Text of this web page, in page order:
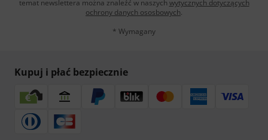
temat newslettera można znaleźć w naszych wytycznych dotyczących
ochrony danych ososbowych.
* Wymagany
Kupuj i płać bezpiecznie